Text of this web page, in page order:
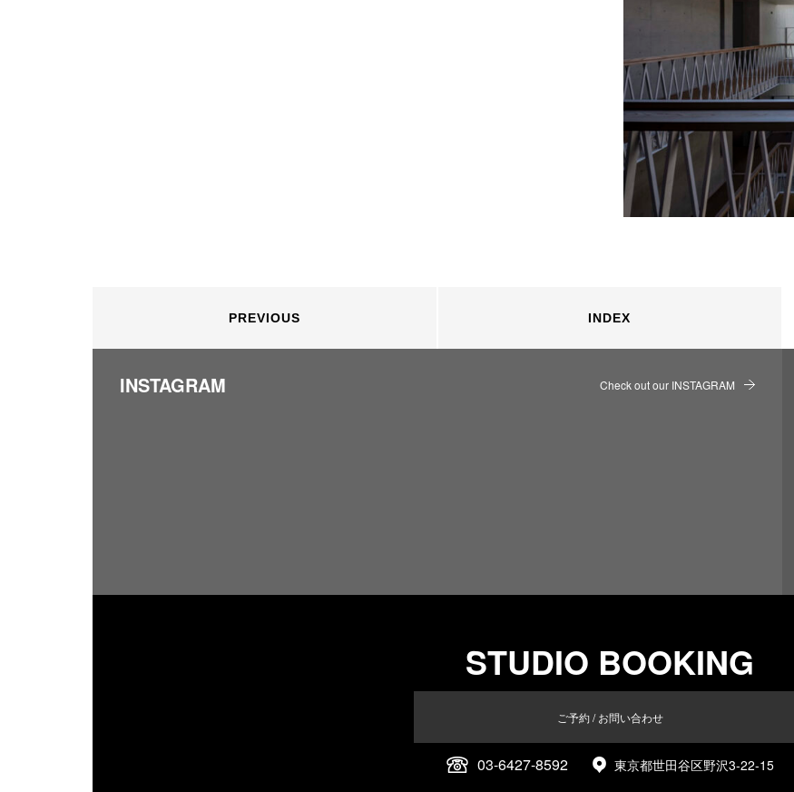
PREVIOUS INDEX
INSTAGRAM Check out our INSTAGRAM
STUDIO BOOKING
ご予約 / お問い合わせ
03-6427-8592 東京都世田谷区野沢3-22-15